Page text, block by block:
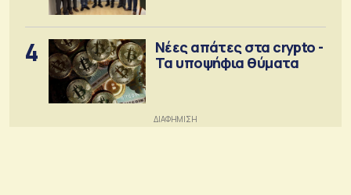
4
Νέες απάτες στα crypto -
Τα υποψήφια θύματα